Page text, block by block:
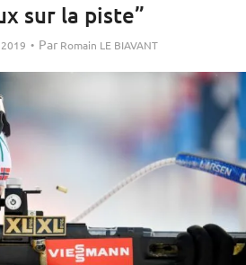
sur la piste”
Par Romain LE BIAVANT